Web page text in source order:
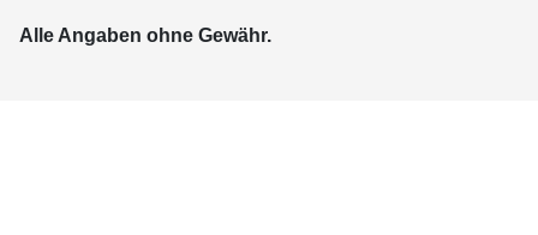
Alle Angaben ohne Gewähr.